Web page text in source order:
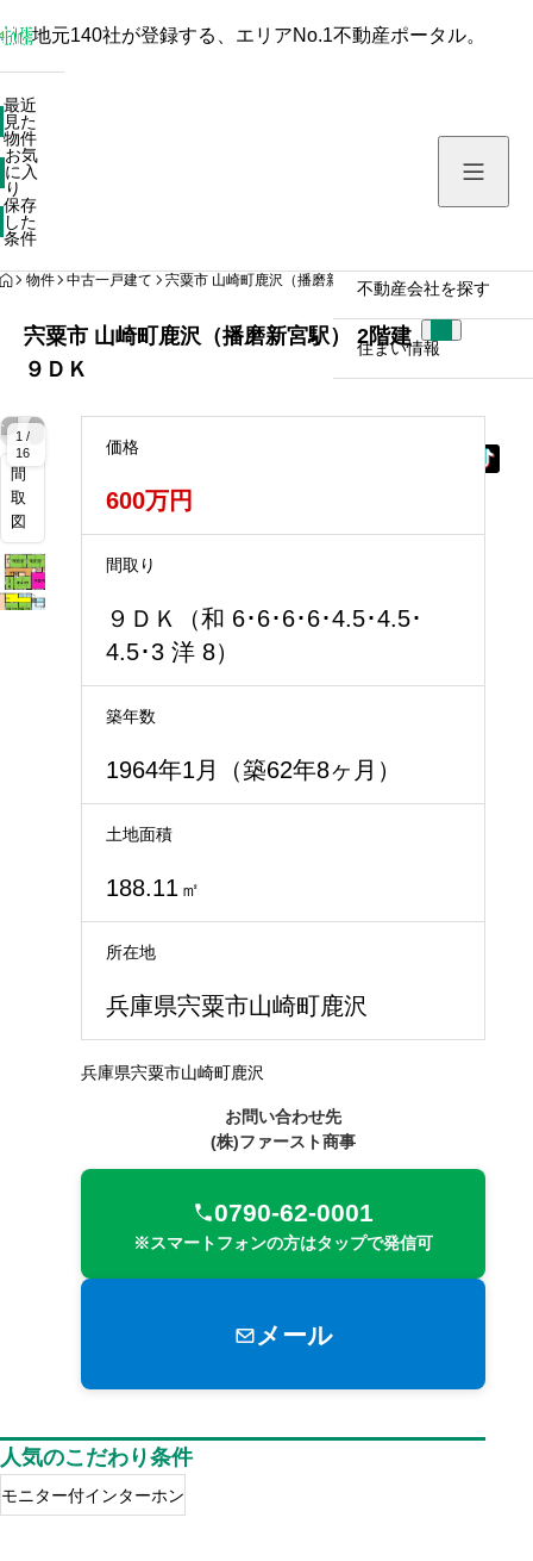
保存した条件
不動産会社を探す
住まい情報
地元140社が登録する、エリアNo.1不動産ポータル。
最近
見た
物件
お気
に入
り
保存
した
条件
HOME
物件 中古一戸建て 宍粟市 山崎町鹿沢（播磨新宮駅） 2階建 ９ＤＫ
宍粟市 山崎町鹿沢（播磨新宮駅） 2階建
９ＤＫ
1 /
16
大
大
大
大
大
大
大
大
大
大
間
取
図
価格
600万円
間取り
９ＤＫ（和 6･6･6･6･4.5･4.5･
4.5･3 洋 8）
築年数
1964年1月（築62年8ヶ月）
土地面積
188.11 ㎡
所在地
兵庫県宍粟市山崎町鹿沢
兵庫県宍粟市山崎町鹿沢
お問い合わせ先
(株)ファースト商事
0790-62-0001
※スマートフォンの方はタップで発信可
メール
人気のこだわり条件
モニター付インターホン